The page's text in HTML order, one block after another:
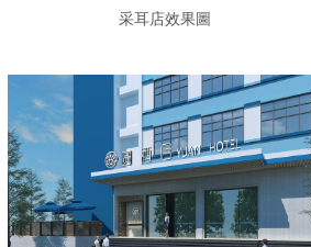
采耳店效果圖